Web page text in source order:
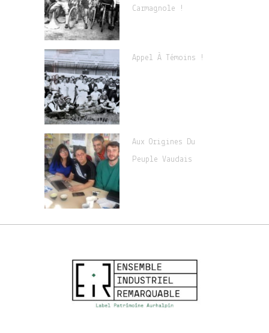
Carmagnole !
Appel À Témoins !
Aux Origines Du
Peuple Vaudais